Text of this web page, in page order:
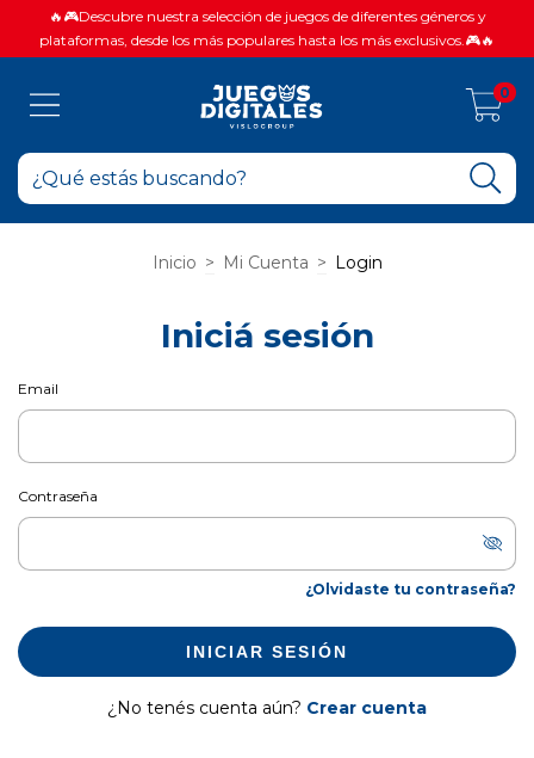
🔥🎮Descubre nuestra selección de juegos de diferentes géneros y
plataformas, desde los más populares hasta los más exclusivos.🎮🔥
0
Inicio > Mi Cuenta > Login
Iniciá sesión
Email
Contraseña
¿Olvidaste tu contraseña?
INICIAR SESIÓN
¿No tenés cuenta aún? Crear cuenta